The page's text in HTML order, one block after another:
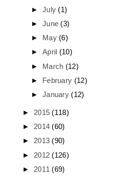
► July (1)
► June (3)
► May (6)
► April (10)
► March (12)
► February (12)
► January (12)
► 2015 (118)
► 2014 (60)
► 2013 (90)
► 2012 (126)
► 2011 (69)